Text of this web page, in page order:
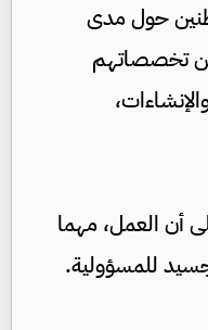
حول مدى
تخصصاتهم
أن العمل، مهما
للمسؤولية.